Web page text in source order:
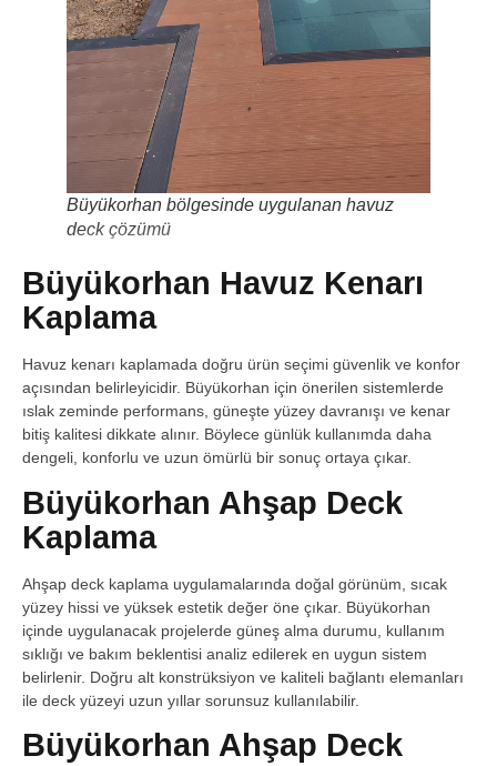
Büyükorhan bölgesinde uygulanan havuz
deck çözümü
Büyükorhan Havuz Kenarı
Kaplama
Havuz kenarı kaplamada doğru ürün seçimi güvenlik ve konfor
açısından belirleyicidir. Büyükorhan için önerilen sistemlerde
ıslak zeminde performans, güneşte yüzey davranışı ve kenar
bitiş kalitesi dikkate alınır. Böylece günlük kullanımda daha
dengeli, konforlu ve uzun ömürlü bir sonuç ortaya çıkar.
Büyükorhan Ahşap Deck
Kaplama
Ahşap deck kaplama uygulamalarında doğal görünüm, sıcak
yüzey hissi ve yüksek estetik değer öne çıkar. Büyükorhan
içinde uygulanacak projelerde güneş alma durumu, kullanım
sıklığı ve bakım beklentisi analiz edilerek en uygun sistem
belirlenir. Doğru alt konstrüksiyon ve kaliteli bağlantı elemanları
ile deck yüzeyi uzun yıllar sorunsuz kullanılabilir.
Büyükorhan Ahşap Deck